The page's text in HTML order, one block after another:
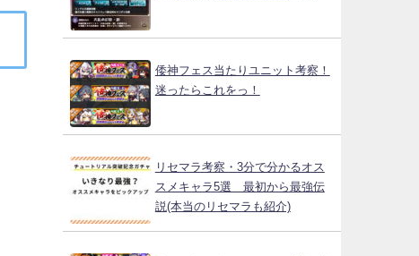
倭神フェス当たりユニット考察！
迷ったらこれをっ！
リセマラ考察・3分で分かるオス
スメキャラ5選 最初から最強伝
説(本当のリセマラも紹介)